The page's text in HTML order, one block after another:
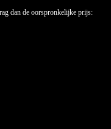
dan de oorspronkelijke prijs: